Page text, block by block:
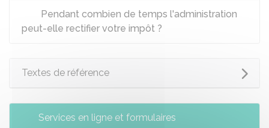
Pendant combien de temps l'administration
peut-elle rectifier votre impôt ?
Textes de référence
Services en ligne et formulaires